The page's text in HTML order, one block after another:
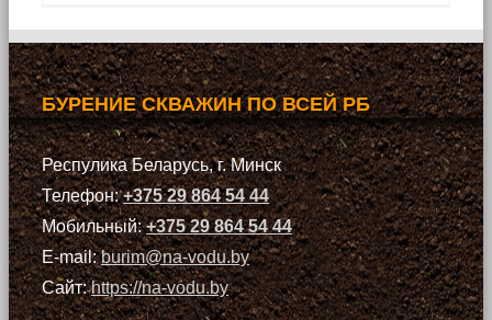
БУРЕНИЕ СКВАЖИН ПО ВСЕЙ РБ
Респулика Беларусь, г. Минск
Телефон:+375 29 864 54 44
Мобильный:+375 29 864 54 44
E-mail:burim@na-vodu.by
Сайт:https://na-vodu.by